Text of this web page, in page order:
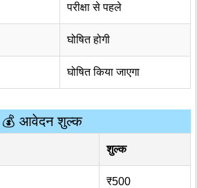
परीक्षा से पहले
घोषित होगी
घोषित किया जाएगा
💰 आवेदन शुल्क
शुल्क
₹500